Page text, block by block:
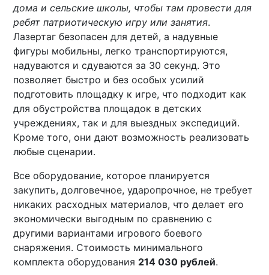
дома и сельские школы, чтобы там провести для
ребят патриотическую игру или занятия.
Лазертаг безопасен для детей, а надувные
фигуры мобильны, легко транспортируются,
надуваются и сдуваются за 30 секунд. Это
позволяет быстро и без особых усилий
подготовить площадку к игре, что подходит как
для обустройства площадок в детских
учреждениях, так и для выездных экспедиций.
Кроме того, они дают возможность реализовать
любые сценарии.
Все оборудование, которое планируется
закупить, долговечное, ударопрочное, не требует
никаких расходных материалов, что делает его
экономически выгодным по сравнению с
другими вариантами игрового боевого
снаряжения. Стоимость минимального
комплекта оборудования 214 030 рублей.